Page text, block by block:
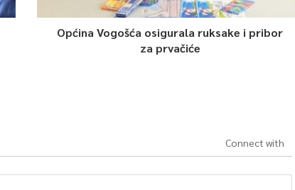
Općina Vogošća osigurala ruksake i pribor
za prvačiće
Connect with